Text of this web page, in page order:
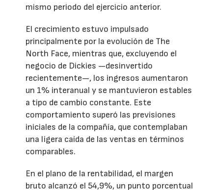
mismo periodo del ejercicio anterior.
El crecimiento estuvo impulsado
principalmente por la evolución de The
North Face, mientras que, excluyendo el
negocio de Dickies —desinvertido
recientemente—, los ingresos aumentaron
un 1% interanual y se mantuvieron estables
a tipo de cambio constante. Este
comportamiento superó las previsiones
iniciales de la compañía, que contemplaban
una ligera caída de las ventas en términos
comparables.
En el plano de la rentabilidad, el margen
bruto alcanzó el 54,9%, un punto porcentual